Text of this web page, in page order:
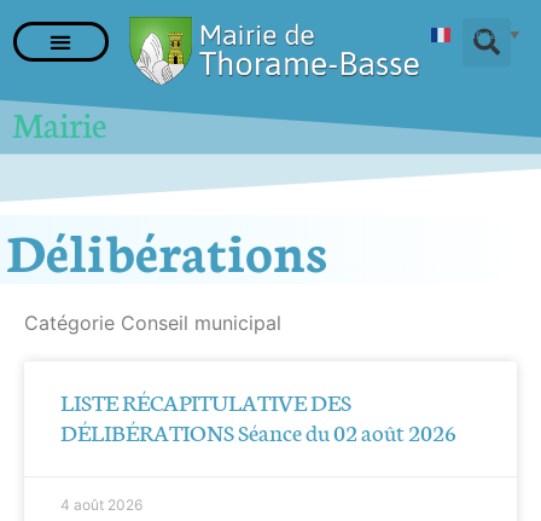
Mairie
Délibérations
Catégorie Conseil municipal
LISTE RÉCAPITULATIVE DES
DÉLIBÉRATIONS Séance du 02 août 2026
4 août 2026
Français ▼